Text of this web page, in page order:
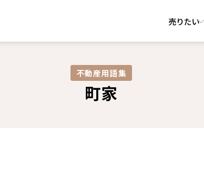
売りたい
不動産用語集​
町家